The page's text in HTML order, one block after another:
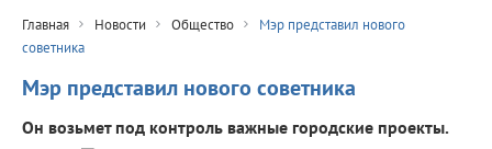
Главная Новости Общество
Мэр представил нового
советника
Мэр представил нового советника
Он возьмет под контроль важные городские проекты.